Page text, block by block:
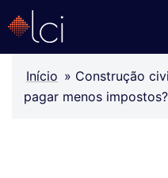
Início » Construção
pagar menos impostos?